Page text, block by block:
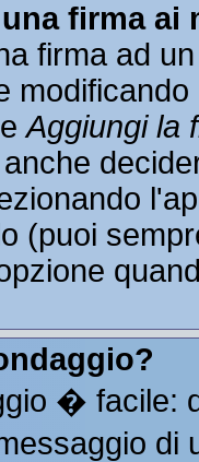
firma ai
firma ad
Aggiungi la
(puoi
� facile: